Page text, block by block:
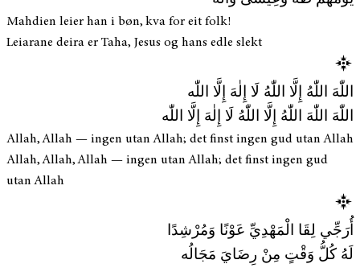
Mahdien leier han i bøn, kva for eit folk!
Leiarane deira er Taha, Jesus og hans edle slekt
اللّٰهَ اللّٰهُ إِلَّا اللّٰهُ لَا إِلٰهَ إِلَّا اللّٰه
اللّٰهَ اللّٰهَ اللّٰهُ إِلَّا اللّٰهُ لَا إِلٰهَ إِلَّا اللّٰه
Allah, Allah — ingen utan Allah; det finst ingen gud utan Allah
Allah, Allah, Allah — ingen utan Allah; det finst ingen gud
utan Allah
أُرَجِّي لِقَا الْمَهْدِيِّ عَوْنًا وَمُرْشِدًا
لَهُ كُلُّ وَقْتٍ مِنْ رِضَايَ مَجَالُه